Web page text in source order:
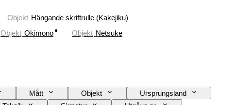
Objekt Hängande skriftrulle (Kakejiku)
Objekt Okimono Objekt Netsuke
Mått Objekt
Ursprungsland